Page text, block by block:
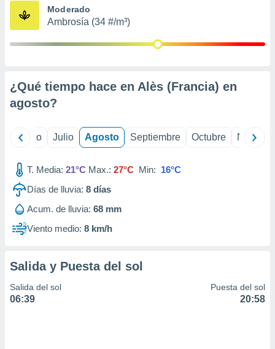
publicidad
1199
Moderado
Ambrosía (34 #/m³)
¿Qué tiempo hace en Alès (Francia) en
agosto?
Junio Julio Agosto Septiembre Octubre
T. Media: 21°C Max.: 27°C Min: 16°C
Días de lluvia: 8 días
Acum. de lluvia: 68 mm
Viento medio: 8 km/h
Salida y Puesta del sol
Salida del sol
06:39
Puesta del sol
20:58